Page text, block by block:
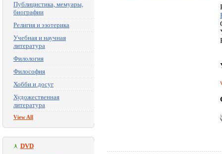
Публицистика, мемуары,
биографии
Религия и эзотерика
Учебная и научная
литература
Филология
Философия
Хобби и досуг
Художественная
литература
View All
DVD